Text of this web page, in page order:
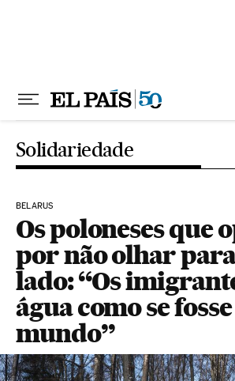
Solidariedade
BELARUS
Os poloneses que
por não olhar
lado: “Os
água como se
mundo”